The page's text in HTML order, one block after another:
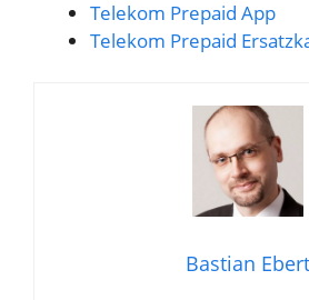
Telekom Prepaid App
Telekom Prepaid
Bastian Ebert